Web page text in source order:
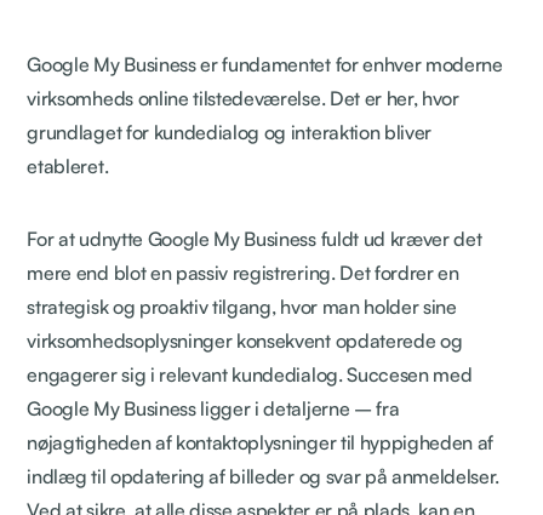
Google My Business er fundamentet for enhver moderne
virksomheds online tilstedeværelse. Det er her, hvor
grundlaget for kundedialog og interaktion bliver
etableret.
For at udnytte Google My Business fuldt ud kræver det
mere end blot en passiv registrering. Det fordrer en
strategisk og proaktiv tilgang, hvor man holder sine
virksomhedsoplysninger konsekvent opdaterede og
engagerer sig i relevant kundedialog. Succesen med
Google My Business ligger i detaljerne – fra
nøjagtigheden af kontaktoplysninger til hyppigheden af
indlæg til opdatering af billeder og svar på anmeldelser.
Ved at sikre, at alle disse aspekter er på plads, kan en